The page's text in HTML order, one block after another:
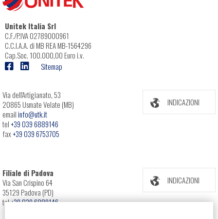
Unitek Italia Srl
C.F./P.IVA 02789000961
C.C.I.A.A. di MB REA MB-1564296
Cap.Soc. 100.000,00 Euro i.v.
Sitemap
Via dell'Artigianato, 53
20865 Usmate Velate (MB)
emailinfo@utk.it
tel+39 039 6889146
fax+39 039 6753705
INDICAZIONI
Filiale di Padova
Via San Crispino 64
35129 Padova (PD)
tel+39 039 6889146
INDICAZIONI